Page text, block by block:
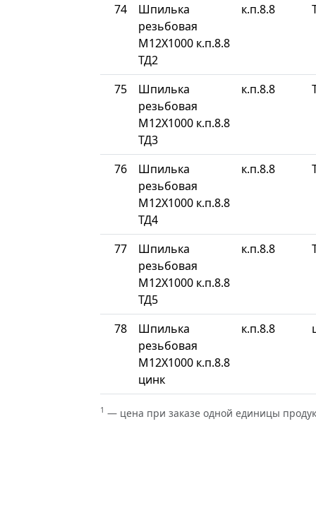
74
Шпилька
резьбовая
М12Х1000 к.п.8.8
ТД2
к.п.8.8
75
Шпилька
резьбовая
М12Х1000 к.п.8.8
ТД3
к.п.8.8
76
Шпилька
резьбовая
М12Х1000 к.п.8.8
ТД4
к.п.8.8
77
Шпилька
резьбовая
М12Х1000 к.п.8.8
ТД5
к.п.8.8
78
Шпилька
резьбовая
М12Х1000 к.п.8.8
цинк
к.п.8.8
1 — цена при заказе одной единицы